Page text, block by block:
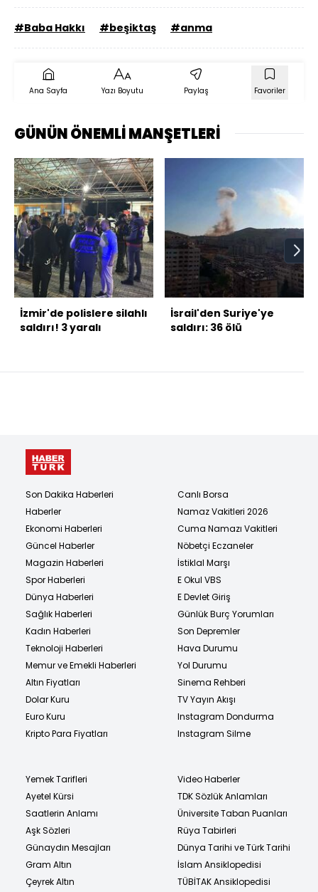
#Baba Hakkı #beşiktaş #anma
Ana Sayfa Yazı Boyutu Paylaş Favoriler
GÜNÜN ÖNEMLİ MANŞETLERİ
İzmir'de polislere silahlı
saldırı! 3 yaralı
İsrail'den Suriye'ye
saldırı: 36 ölü
Son Dakika Haberleri
Haberler
Ekonomi Haberleri
Güncel Haberler
Magazin Haberleri
Spor Haberleri
Dünya Haberleri
Sağlık Haberleri
Kadın Haberleri
Teknoloji Haberleri
Memur ve Emekli Haberleri
Altın Fiyatları
Dolar Kuru
Euro Kuru
Kripto Para Fiyatları
Canlı Borsa
Namaz Vakitleri 2026
Cuma Namazı Vakitleri
Nöbetçi Eczaneler
İstiklal Marşı
E Okul VBS
E Devlet Giriş
Günlük Burç Yorumları
Son Depremler
Hava Durumu
Yol Durumu
Sinema Rehberi
TV Yayın Akışı
Instagram Dondurma
Instagram Silme
Yemek Tarifleri
Ayetel Kürsi
Saatlerin Anlamı
Aşk Sözleri
Günaydın Mesajları
Gram Altın
Çeyrek Altın
Video Haberler
TDK Sözlük Anlamları
Üniversite Taban Puanları
Rüya Tabirleri
Dünya Tarihi ve Türk Tarihi
İslam Ansiklopedisi
TÜBİTAK Ansiklopedisi